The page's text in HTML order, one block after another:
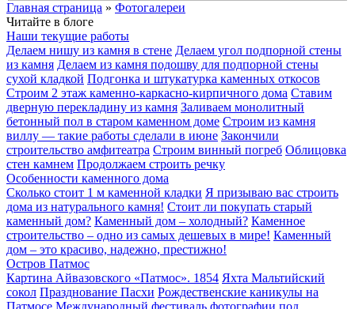
Главная страница » Фотогалереи
Читайте в блоге
Наши текущие работы
Делаем нишу из камня в стене Делаем угол подпорной стены
из камня Делаем из камня подошву для подпорной стены
сухой кладкой Подгонка и штукатурка каменных откосов
Строим 2 этаж каменно-каркасно-кирпичного дома Ставим
дверную перекладину из камня Заливаем монолитный
бетонный пол в старом каменном доме Строим из камня
виллу — такие работы сделали в июне Закончили
строительство амфитеатра Строим винный погреб Облицовка
стен камнем Продолжаем строить речку
Особенности каменного дома
Сколько стоит 1 м каменной кладки Я призываю вас строить
дома из натурального камня! Стоит ли покупать старый
каменный дом? Каменный дом – холодный? Каменное
строительство – одно из самых дешевых в мире! Каменный
дом – это красиво, надежно, престижно!
Остров Патмос
Картина Айвазовского «Патмос». 1854 Яхта Мальтийский
сокол Празднование Пасхи Рождественские каникулы на